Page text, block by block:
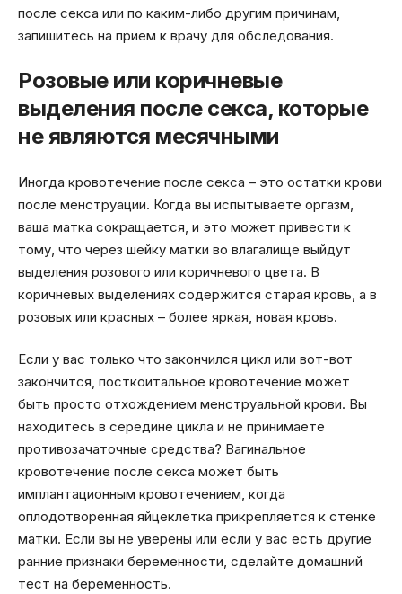
после секса или по каким-либо другим причинам,
запишитесь на прием к врачу для обследования.
Розовые или коричневые
выделения после секса, которые
не являются месячными
Иногда кровотечение после секса – это остатки крови
после менструации. Когда вы испытываете оргазм,
ваша матка сокращается, и это может привести к
тому, что через шейку матки во влагалище выйдут
выделения розового или коричневого цвета. В
коричневых выделениях содержится старая кровь, а в
розовых или красных – более яркая, новая кровь.
Если у вас только что закончился цикл или вот-вот
закончится, посткоитальное кровотечение может
быть просто отхождением менструальной крови. Вы
находитесь в середине цикла и не принимаете
противозачаточные средства? Вагинальное
кровотечение после секса может быть
имплантационным кровотечением, когда
оплодотворенная яйцеклетка прикрепляется к стенке
матки. Если вы не уверены или если у вас есть другие
ранние признаки беременности, сделайте домашний
тест на беременность.